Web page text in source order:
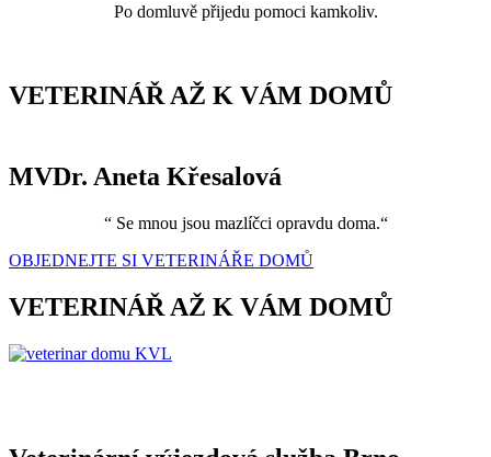
Po domluvě přijedu pomoci kamkoliv.
VETERINÁŘ AŽ K VÁM DOMŮ
MVDr. Aneta Křesalová
“ Se mnou jsou mazlíčci opravdu doma.“
OBJEDNEJTE SI VETERINÁŘE DOMŮ
VETERINÁŘ AŽ K VÁM DOMŮ